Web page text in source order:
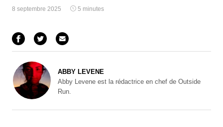
8 septembre 2025 5 minutes
ABBY LEVENE
Abby Levene est la rédactrice en chef de Outside
Run.